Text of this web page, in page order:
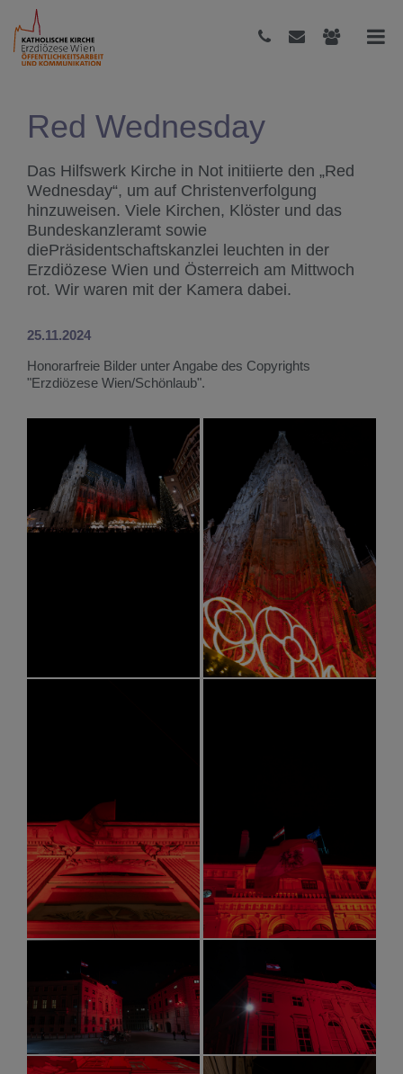
Red Wednesday
Das Hilfswerk Kirche in Not initiierte den „Red
Wednesday“, um auf Christenverfolgung
hinzuweisen. Viele Kirchen, Klöster und das
Bundeskanzleramt sowie
diePräsidentschaftskanzlei leuchten in der
Erzdiözese Wien und Österreich am Mittwoch
rot. Wir waren mit der Kamera dabei.
25.11.2024
Honorarfreie Bilder unter Angabe des Copyrights
"Erzdiözese Wien/Schönlaub".